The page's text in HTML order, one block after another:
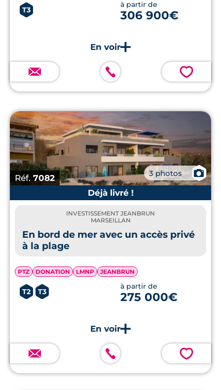
T3
à partir de
306 900€
💗
Réf. 7082 3 photos
📷
Déjà livré !
INVESTISSEMENT JEANBRUN
MARSEILLAN
En bord de mer avec un accès privé
à la plage
PTZ DONATION LMNP JEANBRUN
T2 T3
à partir de
275 000€
💗